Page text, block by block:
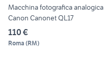
Macchina fotografica analogica
Canon Canonet QL17
110 €
Roma (RM)